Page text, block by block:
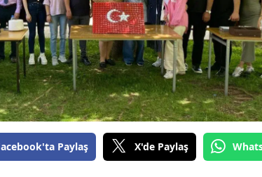
Paylaş X'de Paylaş